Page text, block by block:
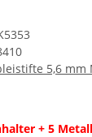
5,6 mm
+ 5